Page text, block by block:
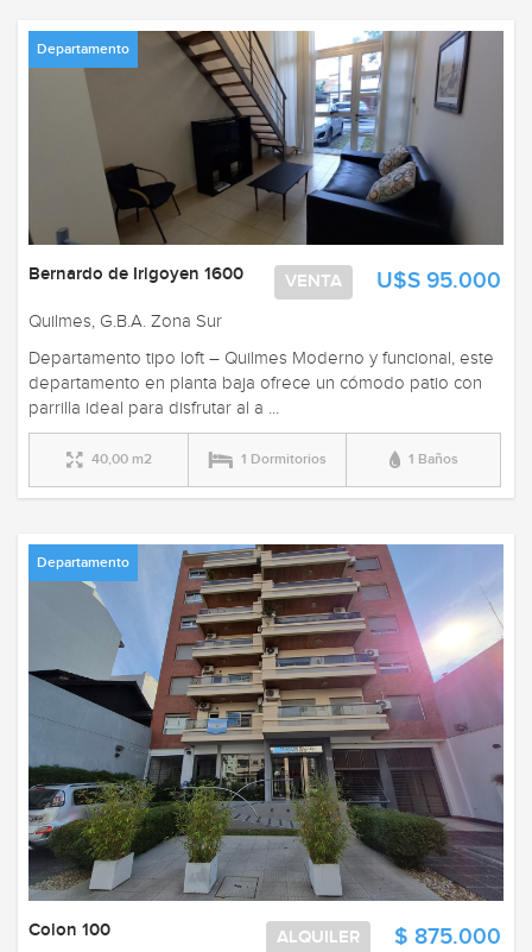
Departamento
U$S 95.000
VENTA
Bernardo de Irigoyen 1600
Quilmes, G.B.A. Zona Sur
Departamento tipo loft – Quilmes Moderno y funcional, este
departamento en planta baja ofrece un cómodo patio con
parrilla ideal para disfrutar al a ...
40,00 m2 1 Dormitorios 1 Baños
Departamento
$ 875.000
ALQUILER
Colon 100